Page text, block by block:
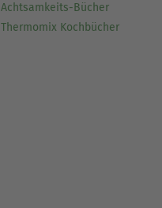
Achtsamkeits-Bücher
Thermomix Kochbücher